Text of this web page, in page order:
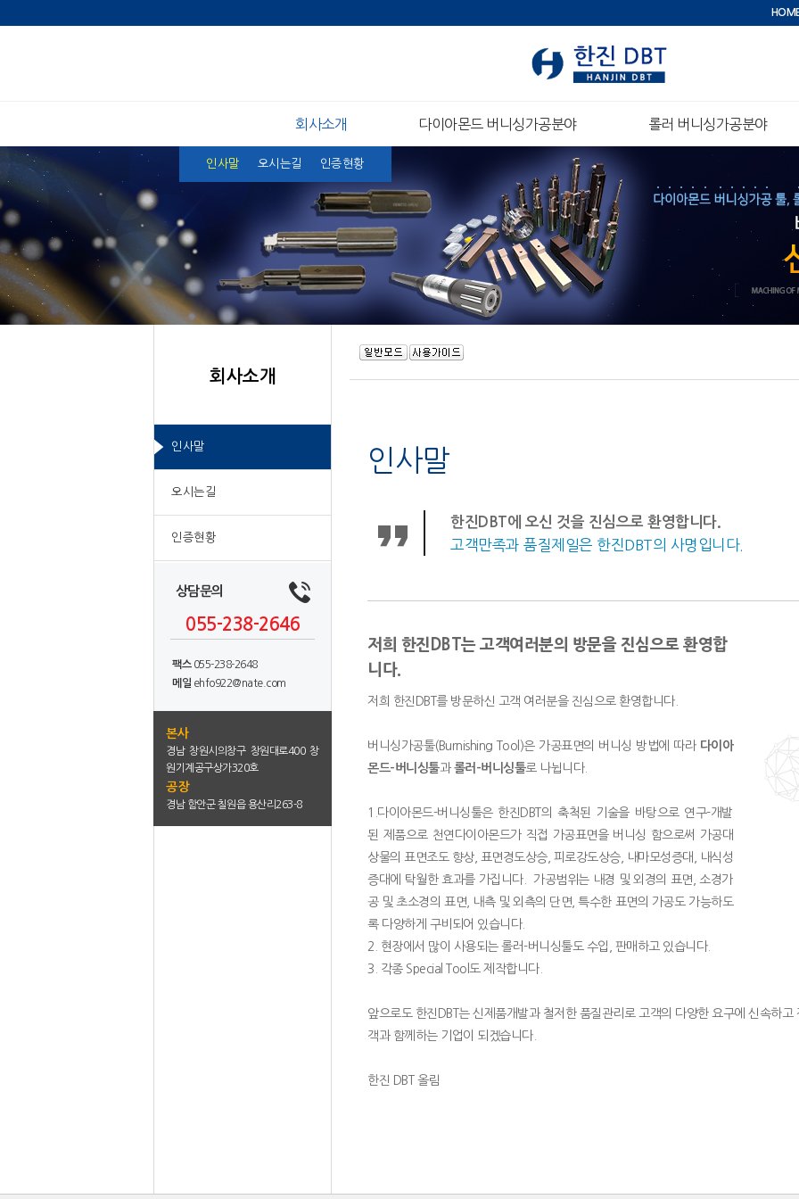
역
회사소개
인사말 오시는길 인증현황
다이아몬드 버니싱가공분야 롤러 버니싱가공분야
회사소개
인사말
오시는길
인증현황
상담문의
055-238-2646
팩스055-238-2648
메일 ehfo922@nate.com
본사
경남 창원시의창구 창원대로400 창
원기계공구상가320호
공장
경남 함안군 칠원읍 용산리263-8
역
인사말
한진DBT에 오신 것을 진심으로 환영합니다.
고객만족과 품질제일은 한진DBT의 사명입니다.
저희 한진DBT는 고객여러분의 방문을 진심으로 환영합
니다.
저희 한진DBT를 방문하신 고객 여러분을 진심으로 환영합니다.
버니싱가공툴(Burnishing Tool)은 가공표면의 버니싱 방법에 따라 다이아
몬드-버니싱툴과 롤러-버니싱툴로 나뉩니다.
1.다이아몬드-버니싱툴은 한진DBT의 축척된 기술을 바탕으로 연구-개발
된 제품으로 천연다이아몬드가 직접 가공표면을 버니싱 함으로써 가공대
상물의 표면조도 향상, 표면경도상승, 피로강도상승, 내마모성증대, 내식성
증대에 탁월한 효과를 가집니다. 가공범위는 내경 및 외경의 표면, 소경가
공 및 초소경의 표면, 내측 및 외측의 단면, 특수한 표면의 가공도 가능하도
록 다양하게 구비되어 있습니다.
2. 현장에서 많이 사용되는 롤러-버니싱툴도 수입, 판매하고 있습니다.
3. 각종 Special Tool도 제작합니다.
앞으로도 한진DBT는 신제품개발과 철저한 품질관리로 고객의 다양한 요구에 신속하
객과 함께하는 기업이 되겠습니다.
한진 DBT 올림